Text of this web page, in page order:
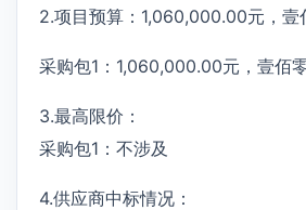
2.项目预算：1,060,000.00元，壹
采购包1：1,060,000.00元，壹佰
3.最高限价：
采购包1：不涉及
4.供应商中标情况：